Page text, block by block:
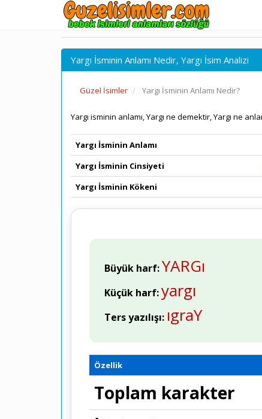
Yargı İsminin Anlamı Nedir, Yargı İsim Analizi
Güzel İsimler Yargı İsminin Anlamı Nedir?
Yargı isminin anlamı, Yargı ne demektir, Yargı ne
Yargı İsminin Anlamı
Yargı İsminin Cinsiyeti
Yargı İsminin Kökeni
Büyük harf:YARGı
Küçük harf:yargı
Ters yazılışı: ıgraY
Özellik
Toplam karakter